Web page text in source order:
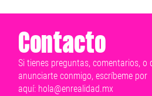
Contacto
Si tienes preguntas, comentarios, o
anunciarte conmigo, escríbeme por
aquí: hola@enrealidad.mx